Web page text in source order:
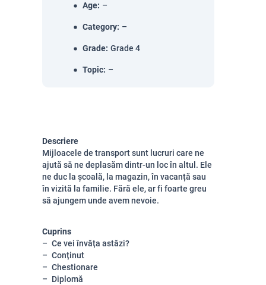
Age: –
Category: –
Grade: Grade 4
Topic: –
Descriere
Mijloacele de transport sunt lucruri care ne
ajută să ne deplasăm dintr-un loc în altul. Ele
ne duc la școală, la magazin, în vacanță sau
în vizită la familie. Fără ele, ar fi foarte greu
să ajungem unde avem nevoie.
Cuprins
Ce vei învăța astăzi?
Conținut
Chestionare
Diplomă